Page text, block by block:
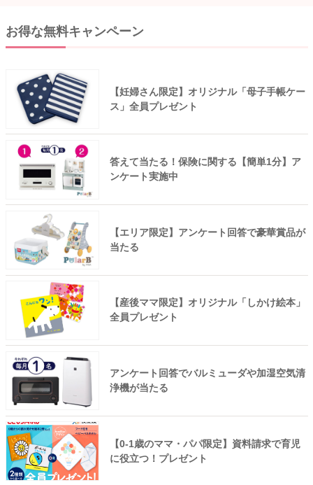
お得な無料キャンペーン
【妊婦さん限定】オリジナル「母子手帳ケー
ス」全員プレゼント
答えて当たる！保険に関する【簡単1分】ア
ンケート実施中
【エリア限定】アンケート回答で豪華賞品が
当たる
【産後ママ限定】オリジナル「しかけ絵本」
全員プレゼント
アンケート回答でバルミューダや加湿空気清
浄機が当たる
【0-1歳のママ・パパ限定】資料請求で育児
に役立つ！プレゼント